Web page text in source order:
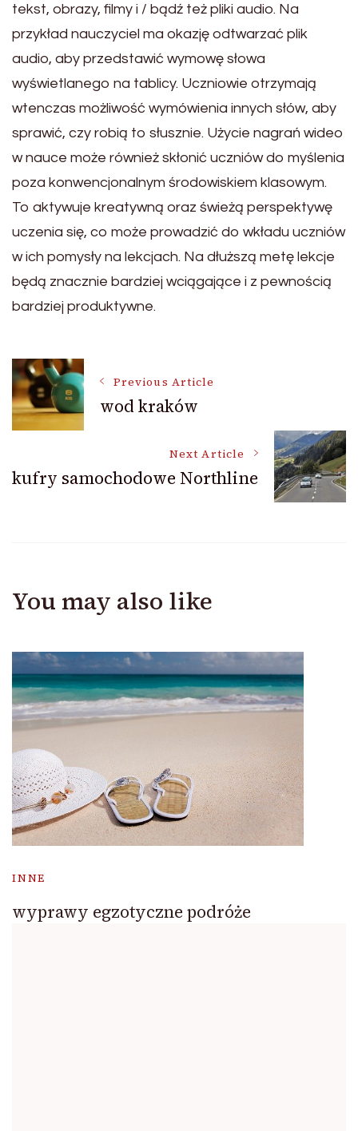
tekst, obrazy, filmy i / bądź też pliki audio. Na
przykład nauczyciel ma okazję odtwarzać plik
audio, aby przedstawić wymowę słowa
wyświetlanego na tablicy. Uczniowie otrzymają
wtenczas możliwość wymówienia innych słów, aby
sprawić, czy robią to słusznie. Użycie nagrań wideo
w nauce może również skłonić uczniów do myślenia
poza konwencjonalnym środowiskiem klasowym.
To aktywuje kreatywną oraz świeżą perspektywę
uczenia się, co może prowadzić do wkładu uczniów
w ich pomysły na lekcjach. Na dłuższą metę lekcje
będą znacznie bardziej wciągające i z pewnością
bardziej produktywne.
Post
Navigation
Previous Article
wod kraków
Next Article
kufry samochodowe Northline
You may also like
INNE
wyprawy egzotyczne podróże